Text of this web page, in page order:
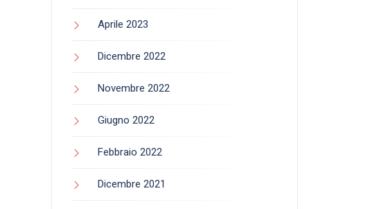
Aprile 2023
Dicembre 2022
Novembre 2022
Giugno 2022
Febbraio 2022
Dicembre 2021